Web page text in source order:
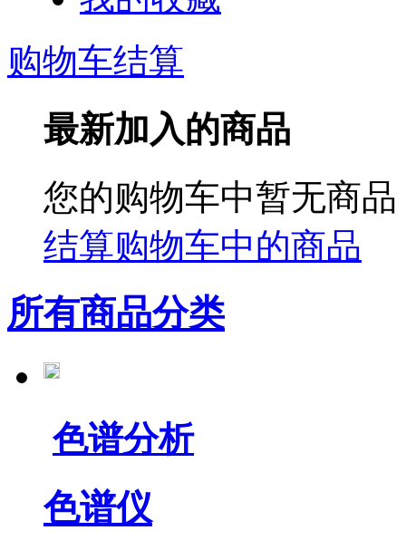
购物车结算
最新加入的商品
您的购物车中暂无商
结算购物车中的商品
所有商品分类
色谱分析
色谱仪